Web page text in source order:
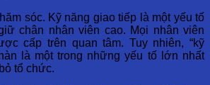
sóc. Kỹ năng giao tiếp là một yếu tố
chân nhân viên cao. Mọi nhân viên
cấp trên quan tâm. Tuy nhiên, “kỹ
là một trong những yếu tố lớn nhất
tổ chức.